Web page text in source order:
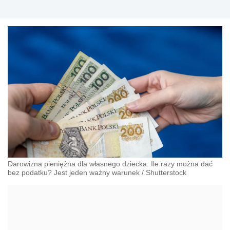
Darowizna pieniężna dla własnego dziecka. Ile razy można dać
bez podatku? Jest jeden ważny warunek / Shutterstock